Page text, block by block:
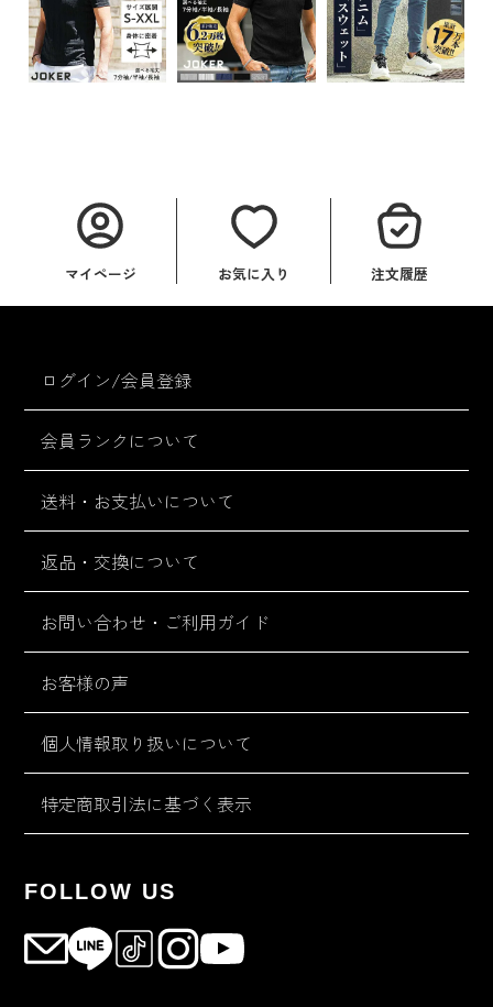
マイページ お気に入り 注文履歴
ログイン/会員登録
会員ランクについて
送料・お支払いについて
返品・交換について
お問い合わせ・ご利用ガイド
お客様の声
個人情報取り扱いについて
特定商取引法に基づく表示
FOLLOW US